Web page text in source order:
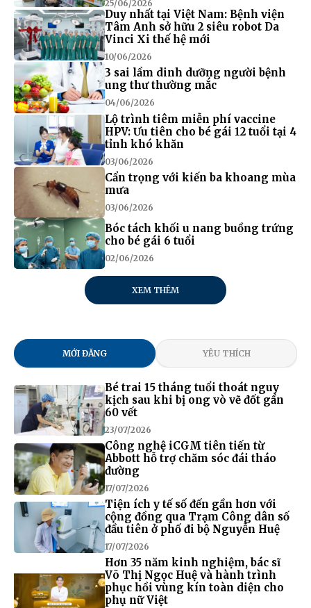
25/06/2026
Duy nhất tại Việt Nam: Bệnh viện
Tâm Anh sở hữu 2 siêu robot Da
Vinci Xi thế hệ mới
10/06/2026
3 sai lầm dinh dưỡng người bệnh
ung thư thường mắc
04/06/2026
Lộ trình tiêm miễn phí vaccine
HPV: Ưu tiên cho bé gái 12 tuổi tại 4
tỉnh khó khăn
03/06/2026
Cẩn trọng với kiến ba khoang mùa
mưa
03/06/2026
Bóc tách khối u nang buồng trứng
cho bé gái 6 tuổi
02/06/2026
XEM THÊM
MỚI ĐĂNG YÊU THÍCH
Bé trai 15 tháng tuổi thoát nguy
kịch sau khi bị ong vò vẽ đốt gần
60 vết
23/07/2026
Công nghệ iCGM tiên tiến từ
Abbott hỗ trợ chăm sóc đái tháo
đường
17/07/2026
Tiện ích y tế số đến gần hơn với
cộng đồng qua Trạm Công dân số
đầu tiên ở phố đi bộ Nguyễn Huệ
17/07/2026
Hơn 35 năm kinh nghiệm, bác sĩ
Võ Thị Ngọc Huệ và hành trình
phục hồi vùng kín toàn diện cho
phụ nữ Việt